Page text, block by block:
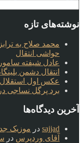
نوشته‌های تازه
محمد صلاح به
حواشی انتقال
عادل شیفته
انتقال دشمن
عکس اول
برد پرگل نساجی
آخرین دیدگاه‌ها
sajjad در موزیک
آقای وردپرس در